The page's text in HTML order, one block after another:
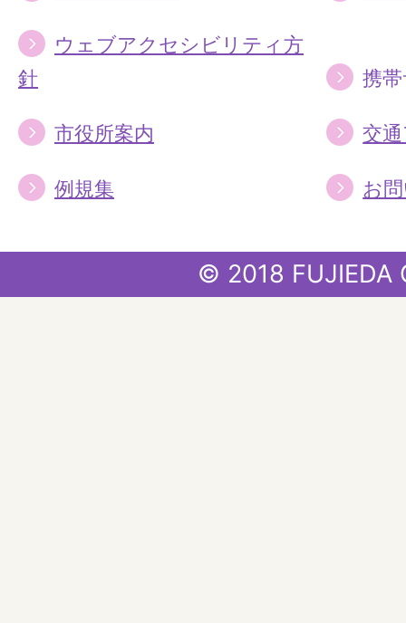
ウェブアクセシビリティ方
針
携
市役所案内 交
例規集 お
© 2018 FUJIEDA